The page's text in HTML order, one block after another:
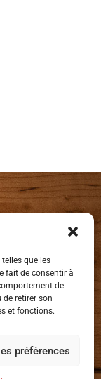
que les
fait de consentir à
de
retirer son
et fonctions.
préférences